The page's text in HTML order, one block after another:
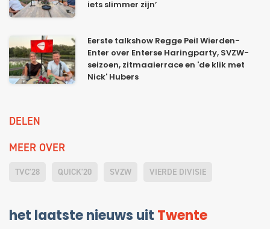
iets slimmer zijn’
Eerste talkshow Regge Peil Wierden-
Enter over Enterse Haringparty, SVZW-
seizoen, zitmaaierrace en 'de klik met
Nick' Hubers
DELEN
MEER OVER
TVC'28 QUICK'20 SVZW VIERDE DIVISIE
het laatste nieuws uit Twente